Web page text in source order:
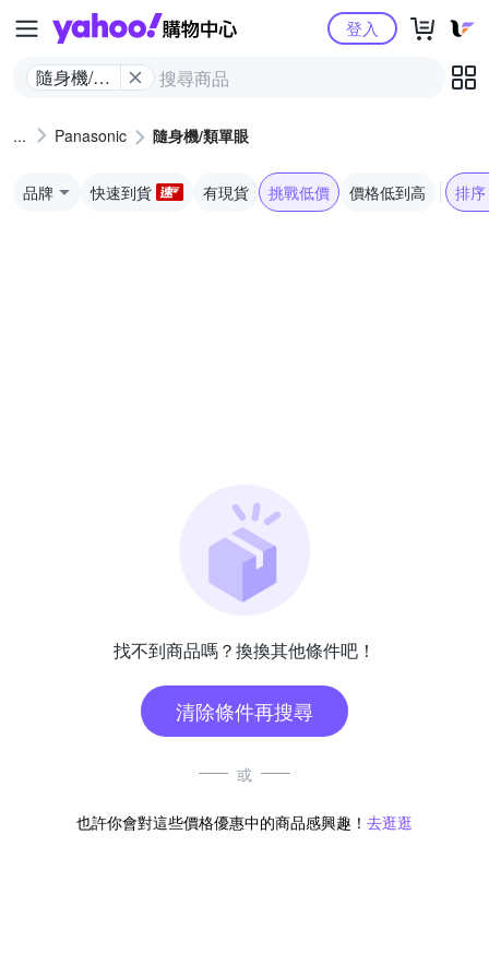
Yahoo購物中心
隨身機/類
登入
Panasonic 隨身機/類單眼
品牌 快速到貨 有現貨 挑戰低價 價格低到高 排序
找不到商品嗎？換換其他條件吧！
清除條件再搜尋
或
也許你會對這些價格優惠中的商品感興趣！ 去逛逛